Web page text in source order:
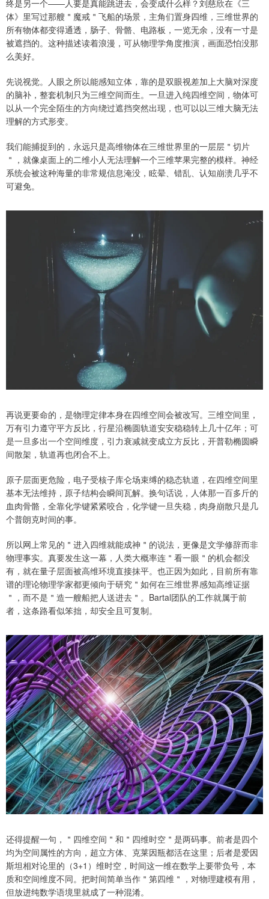
终是另一个——人要是真能跳进去，会变成什么样？刘慈欣在《三
体》里写过那艘＂魔戒＂飞船的场景，主角们置身四维，三维世界的
所有物体都变得通透，肠子、骨骼、电路板，一览无余，没有一寸是
被遮挡的。这种描述读着浪漫，可从物理学角度推演，画面恐怕没那
么美好。
先说视觉。人眼之所以能感知立体，靠的是双眼视差加上大脑对深度
的脑补，整套机制只为三维空间而生。一旦进入纯四维空间，物体可
以从一个完全陌生的方向绕过遮挡突然出现，也可以以三维大脑无法
理解的方式形变。
我们能捕捉到的，永远只是高维物体在三维世界里的一层层＂切片
＂，就像桌面上的二维小人无法理解一个三维苹果完整的模样。神经
系统会被这种海量的非常规信息淹没，眩晕、错乱、认知崩溃几乎不
可避免。
再说更要命的，是物理定律本身在四维空间会被改写。三维空间里，
万有引力遵守平方反比，行星沿椭圆轨道安安稳稳转上几十亿年；可
是一旦多出一个空间维度，引力衰减就变成立方反比，开普勒椭圆瞬
间散架，轨道再也闭合不上。
原子层面更危险，电子受核子库仑场束缚的稳态轨道，在四维空间里
基本无法维持，原子结构会瞬间瓦解。换句话说，人体那一百多斤的
血肉骨骼，全靠化学键紧紧咬合，化学键一旦失稳，肉身崩散只是几
个普朗克时间的事。
所以网上常见的＂进入四维就能成神＂的说法，更像是文学修辞而非
物理事实。真要发生这一幕，人类大概率连＂看一眼＂的机会都没
有，就在量子层面被高维环境直接抹平。也正因为如此，目前所有靠
谱的理论物理学家都更倾向于研究＂如何在三维世界感知高维证据
＂，而不是＂造一艘船把人送进去＂。Bartal团队的工作就属于前
者，这条路看似笨拙，却安全且可复制。
还得提醒一句，＂四维空间＂和＂四维时空＂是两码事。前者是四个
均为空间属性的方向，超立方体、克莱因瓶都活在这里；后者是爱因
斯坦相对论里的（3+1）维时空，时间这一维在数学上要带负号，本
质和空间维度不同。把时间简单当作＂第四维＂，对物理建模有用，
但放进纯数学语境里就成了一种混淆。